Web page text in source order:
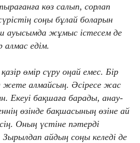
көз салып, сорлап
соңы бұлай боларын
ауысымда жұмыс істесем де
едім.
қазір өмір сүру оңай емес. Бір
жете алмайсың. Әсіресе жас
Екеуі бақшаға барады, анау-
өзінде бақшасының өзіне ай
Оның үстіне пәтерді
Зырылдап айдың соңы келеді де